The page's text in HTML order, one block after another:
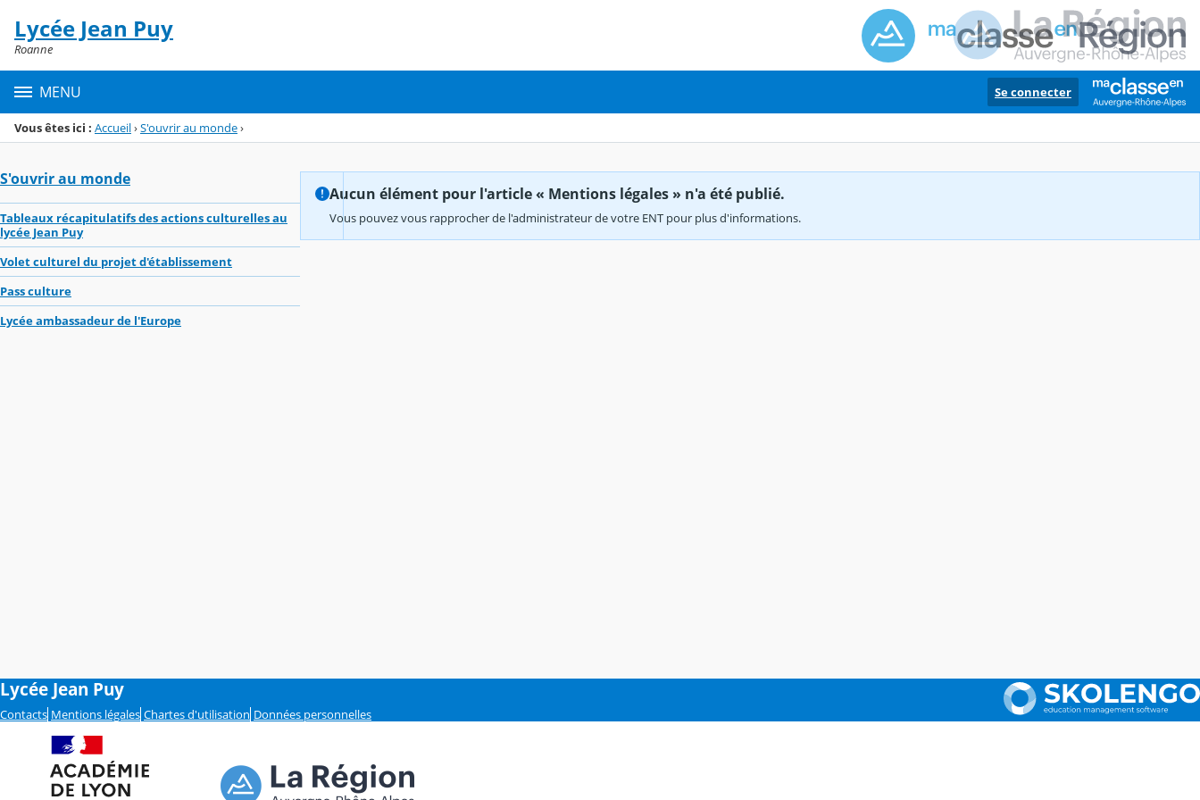
Menu de la rubrique
Contenu
Lycée Jean Puy
Roanne
MENU Se connecter
Vous êtes ici : Accueil›S'ouvrir au monde›
S'ouvrir au monde
Tableaux récapitulatifs des actions culturelles au
lycée Jean Puy
Volet culturel du projet d'établissement
Pass culture
Lycée ambassadeur de l'Europe
Aucun élément pour l'article « Mentions légales » n'a été publié.
Vous pouvez vous rapprocher de l'administrateur de votre ENT pour plus d'informations.
Lycée Jean Puy
Contacts Mentions légales Chartes d'utilisation Données personnelles